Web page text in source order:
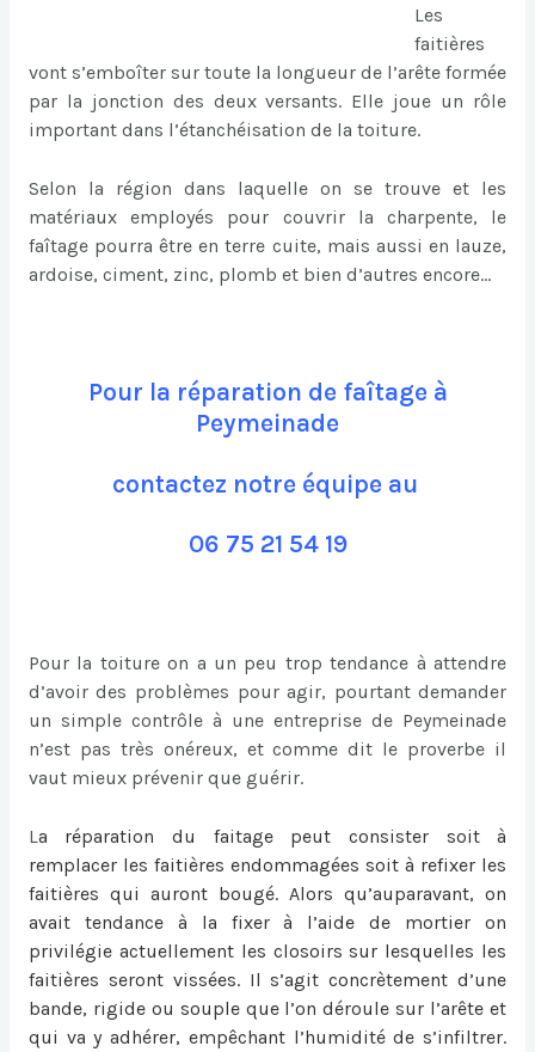
Les
faitières
vont s’emboîter sur toute la longueur de l’arête formée
par la jonction des deux versants. Elle joue un rôle
important dans l’étanchéisation de la toiture.
Selon la région dans laquelle on se trouve et les
matériaux employés pour couvrir la charpente, le
faîtage pourra être en terre cuite, mais aussi en lauze,
ardoise, ciment, zinc, plomb et bien d’autres encore…
Pour la réparation de faîtage à
Peymeinade
contactez notre équipe au
06 75 21 54 19
Pour la toiture on a un peu trop tendance à attendre
d’avoir des problèmes pour agir, pourtant demander
un simple contrôle à une entreprise de Peymeinade
n’est pas très onéreux, et comme dit le proverbe il
vaut mieux prévenir que guérir.
L a réparation du faitage peut consister soit à
remplacer les faitières endommagées soit à refixer les
faitières qui auront bougé. Alors qu’auparavant, on
avait tendance à la fixer à l’aide de mortier on
privilégie actuellement les closoirs sur lesquelles les
faitières seront vissées. Il s’agit concrètement d’une
bande, rigide ou souple que l’on déroule sur l’arête et
qui va y adhérer, empêchant l’humidité de s’infiltrer.